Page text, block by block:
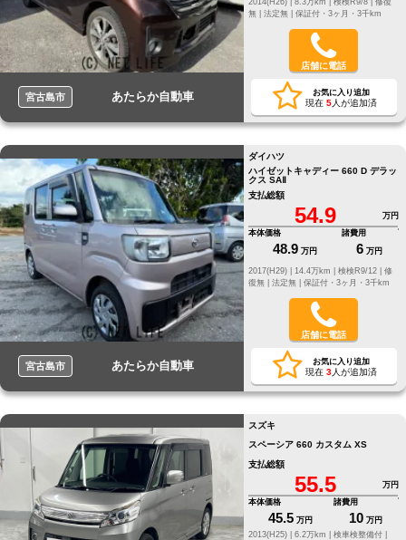
宮古島市 あたらか自動車
無 | 法定無 | 保証付・3ヶ月・3千km
店舗に電話
お気に入り追加
現在 5人が追加済
宮古島市 あたらか自動車
ダイハツ
ハイゼットキャディー 660 D デラッ
クス SAⅡ
支払総額
54.9
万円
本体価格
48.9 万円
諸費用
6 万円
修
復無 | 法定無 | 保証付・3ヶ月・3千km
店舗に電話
お気に入り追加
現在 3人が追加済
スズキ
スペーシア 660 カスタム XS
支払総額
55.5
万円
本体価格
45.5 万円
諸費用
10 万円
2013(H25) |
6.2万km |
検車検整備付 |